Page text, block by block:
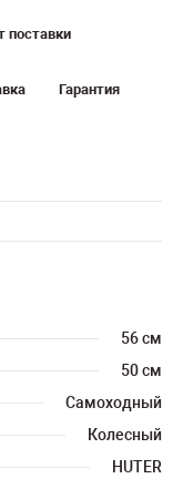
поставки
Гарантия
56 см
50 см
Самоходный
Колесный
HUTER